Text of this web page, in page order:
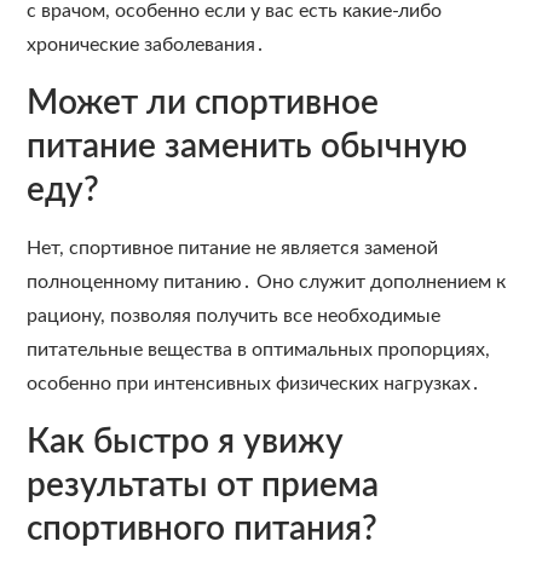
с врачом, особенно если у вас есть какие-либо
хронические заболевания․
Может ли спортивное
питание заменить обычную
еду?
Нет, спортивное питание не является заменой
полноценному питанию․ Оно служит дополнением к
рациону, позволяя получить все необходимые
питательные вещества в оптимальных пропорциях,
особенно при интенсивных физических нагрузках․
Как быстро я увижу
результаты от приема
спортивного питания?